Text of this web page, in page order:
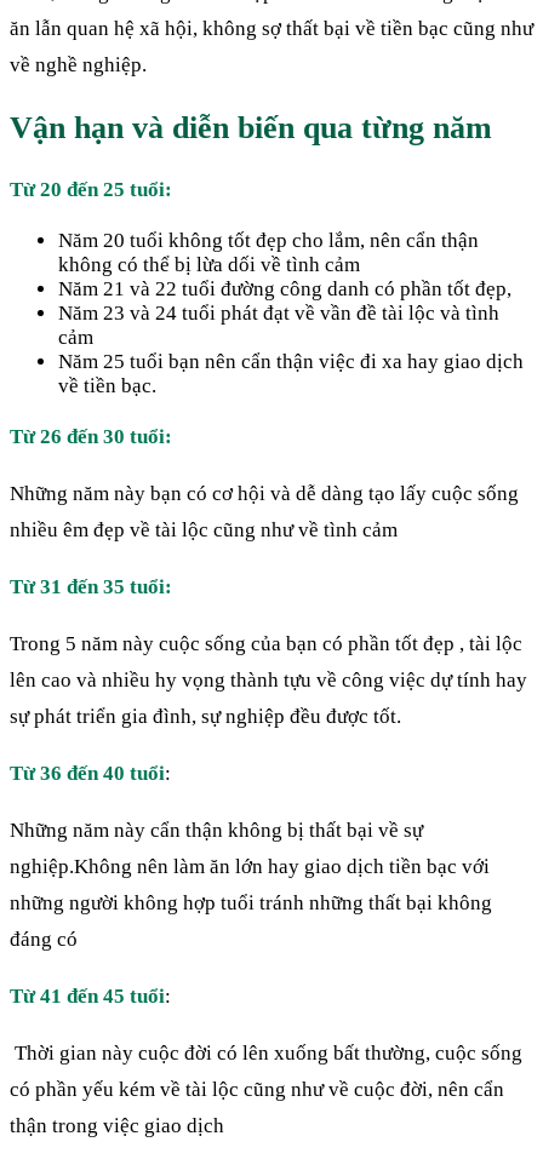
ăn lẫn quan hệ xã hội, không sợ thất bại về tiền bạc cũng như
về nghề nghiệp.
Vận hạn và diễn biến qua từng năm
Từ 20 đến 25 tuổi:
Năm 20 tuổi không tốt đẹp cho lắm, nên cẩn thận
không có thể bị lừa dối về tình cảm
Năm 21 và 22 tuổi đường công danh có phần tốt đẹp,
Năm 23 và 24 tuổi phát đạt về vần đề tài lộc và tình
cảm
Năm 25 tuổi bạn nên cẩn thận việc đi xa hay giao dịch
về tiền bạc.
Từ 26 đến 30 tuổi:
Những năm này bạn có cơ hội và dễ dàng tạo lấy cuộc sống
nhiều êm đẹp về tài lộc cũng như về tình cảm
Từ 31 đến 35 tuổi:
Trong 5 năm này cuộc sống của bạn có phần tốt đẹp , tài lộc
lên cao và nhiều hy vọng thành tựu về công việc dự tính hay
sự phát triển gia đình, sự nghiệp đều được tốt.
Từ 36 đến 40 tuổi:
Những năm này cẩn thận không bị thất bại về sự
nghiệp.Không nên làm ăn lớn hay giao dịch tiền bạc với
những người không hợp tuổi tránh những thất bại không
đáng có
Từ 41 đến 45 tuổi:
Thời gian này cuộc đời có lên xuống bất thường, cuộc sống
có phần yếu kém về tài lộc cũng như về cuộc đời, nên cẩn
thận trong việc giao dịch